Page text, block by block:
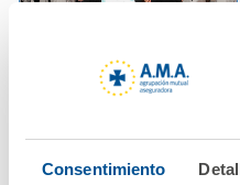
Consentimiento
10 noviembre 2021
Nutricionistas de